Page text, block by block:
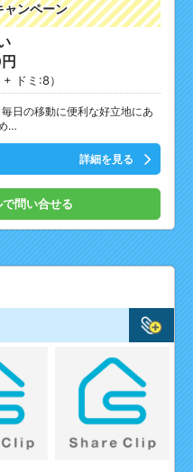
ャンペーン
ドミ:8）
日の移動に便利な好立地にあ
…
詳細を見る
問い合せる